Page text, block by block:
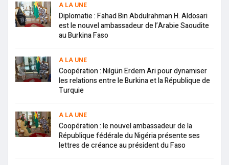
A LA UNE
Diplomatie : Fahad Bin Abdulrahman H. Aldosari
est le nouvel ambassadeur de l’Arabie Saoudite
au Burkina Faso
A LA UNE
Coopération : Nilgün Erdem Ari pour dynamiser
les relations entre le Burkina et la République de
Turquie
A LA UNE
Coopération : le nouvel ambassadeur de la
République fédérale du Nigéria présente ses
lettres de créance au président du Faso